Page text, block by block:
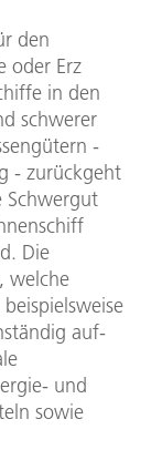
den
oder Erz
in den
schwerer
-
- zurückgeht
Schwergut
Die
welche
auf-
und
sowie